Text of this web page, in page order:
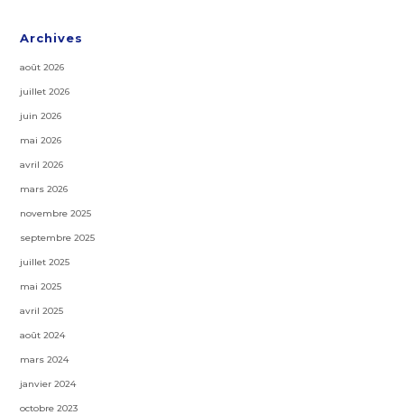
Archives
août 2026
juillet 2026
juin 2026
mai 2026
avril 2026
mars 2026
novembre 2025
septembre 2025
juillet 2025
mai 2025
avril 2025
août 2024
mars 2024
janvier 2024
octobre 2023